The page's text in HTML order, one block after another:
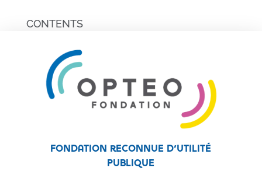
CONTENTS
Fondation reconnue d’utilité
publique